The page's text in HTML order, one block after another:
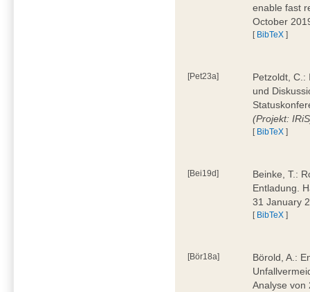
enable fast
October
[ BibTeX ]
[Pet23a]
Petzoldt, C.:
und
(Projekt:
[ BibTeX ]
[Bei19d]
Beinke, T.:
Entladung.
31 January
[ BibTeX ]
[Bör18a]
Börold, A.:
Analyse von